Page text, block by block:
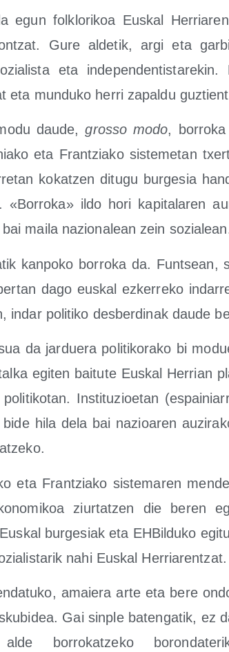
egun fol­klo­ri­koa Eus­kal
Gure alde­tik, argi eta
eta inde­pen­den­tis­ta­re­kin.
eta mun­du­ko herri zapal­du
dau­de,gros­so modo,
eta Fran­tzia­ko sis­te­me­tan
kokatzen ditu­gu bur­ge­sia
«Borro­ka» ildo hori kapi­ta­la­ren
mai­la nazio­na­lean zein
kan­po­ko borro­ka da. Fun­tsean,
dago eus­kal ezke­rre­ko
indar poli­ti­ko des­ber­di­nak dau­de
da jar­due­ra poli­ti­ko­ra­ko bi
egi­ten bai­tu­te Eus­kal Herrian
Ins­ti­tu­zioe­tan
hila dela bai nazioa­ren
eta Fran­tzia­ko sis­te­ma­ren
ziur­tatzen die beren
bur­ge­siak eta EHBil­du­ko
nahi Eus­kal Herriarentzat.
amaie­ra arte eta bere
Gai sin­ple baten­ga­tik, ez
borro­katze­ko